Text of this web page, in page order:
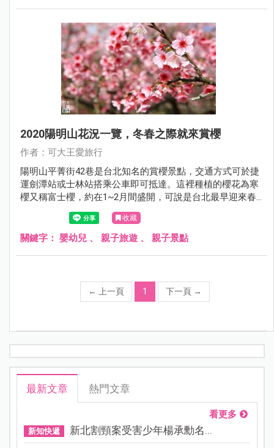
2020陽明山花況一覽，冬春之際就來賞櫻
作者：可大王愛旅行
陽明山平菁街42巷是台北知名的賞櫻景點，交通方式可於捷
運劍潭站或士林站搭乘公車即可抵達。這裡種植的櫻花為寒
櫻又稱富士櫻，約在1~2月間盛開，可說是台北最早迎來春
收藏
關鍵字： 嬰幼兒 、 親子旅遊 、 親子景點
← 上一頁 1 下一頁 →
最新文章 熱門文章
看更多
新知快遞 新北割頸案受害少年楊承勳名...